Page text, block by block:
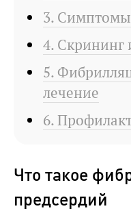
3.
4. Скрининг
5.
лечение
6.
Что такое
предсердий